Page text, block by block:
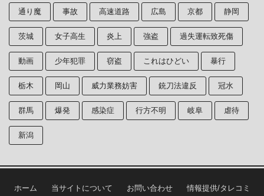
通り魔 事故 高速道路 広島 京都 静岡
茨城 女子高生 炎上 強盗 過失運転致死傷
動画 少年犯罪 窃盗 これはひどい 暴行
栃木 岡山 威力業務妨害 銃刀法違反 冠水
群馬 爆発 感染症 行方不明 岐阜 虐待
新潟
ホーム 当サイトについて お問い合わせ 情報提供/タレコミ